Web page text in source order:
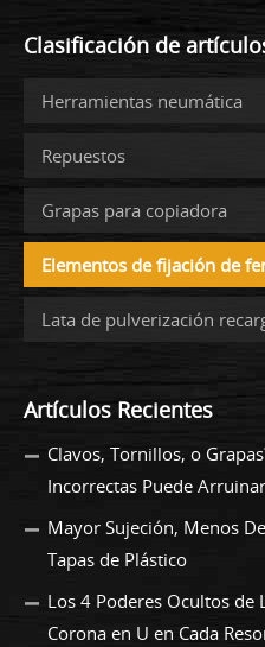
Clasificación de
Herramientas neumática
Repuestos
Grapas para copiadora
Elementos de fijación de
Lata de pulverización
Artículos Recientes
Clavos, Tornillos, o
Incorrectas Puede
Mayor Sujeción, Menos
Tapas de Plástico
Los 4 Poderes Ocultos de
Corona en U en Cada